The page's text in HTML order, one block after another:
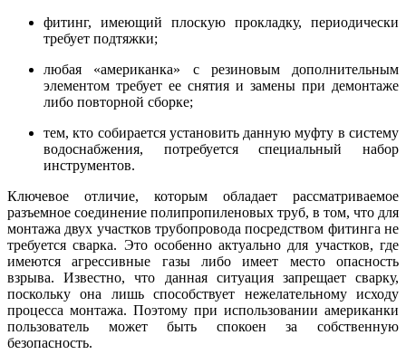
фитинг, имеющий плоскую прокладку, периодически
требует подтяжки;
любая «американка» с резиновым дополнительным
элементом требует ее снятия и замены при демонтаже
либо повторной сборке;
тем, кто собирается установить данную муфту в систему
водоснабжения, потребуется специальный набор
инструментов.
Ключевое отличие, которым обладает рассматриваемое
разъемное соединение полипропиленовых труб, в том, что для
монтажа двух участков трубопровода посредством фитинга не
требуется сварка. Это особенно актуально для участков, где
имеются агрессивные газы либо имеет место опасность
взрыва. Известно, что данная ситуация запрещает сварку,
поскольку она лишь способствует нежелательному исходу
процесса монтажа. Поэтому при использовании американки
пользователь может быть спокоен за собственную
безопасность.